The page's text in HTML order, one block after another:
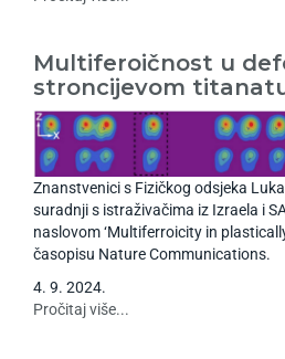
Multiferoičnost u
stroncijevom
Znanstvenici s Fizičkog odsjeka
suradnji s istraživačima iz Izraela i
naslovom ‘Multiferroicity in
časopisu Nature Communications.
4. 9. 2024.
Pročitaj više...